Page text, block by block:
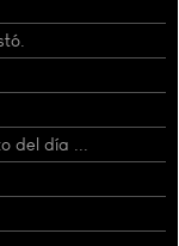
del día ...